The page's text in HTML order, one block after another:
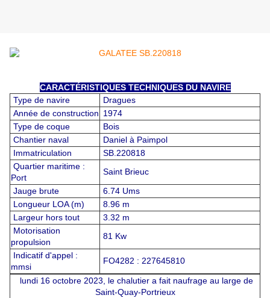
CARACTÉRISTIQUES TECHNIQUES DU NAVIRE
Type de navire
Dragues
Année de construction 1974
Type de coque
Bois
Chantier naval
Daniel à Paimpol
Immatriculation
SB.220818
Quartier maritime :
Port
Saint Brieuc
Jauge brute
6.74 Ums
Longueur LOA (m)
8.96 m
Largeur hors tout
3.32 m
Motorisation
propulsion
81 Kw
Indicatif d'appel :
mmsi
FO4282 : 227645810
lundi 16 octobre 2023, le chalutier a fait naufrage au large de
Saint-Quay-Portrieux